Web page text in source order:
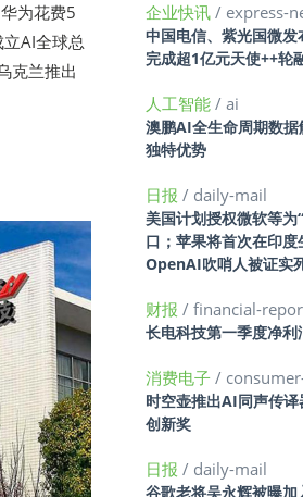
为花费5
AI全球总
克兰推出
企业快讯 / express-
中国电信、紫光国微
完成超1亿元天使++轮
人工智能 / ai
澳鹏AI全生命周期数
独特优势
日报 / daily-mail
美国计划授权微软等为
口；苹果将首次在印
OpenAI吹哨人被证实
财报 / financial-
长电科技第一季度净
消费电子 /
时空壶推出AI同声传
创新奖
日报 / daily-mail
谷歌老将吴永辉被曝加